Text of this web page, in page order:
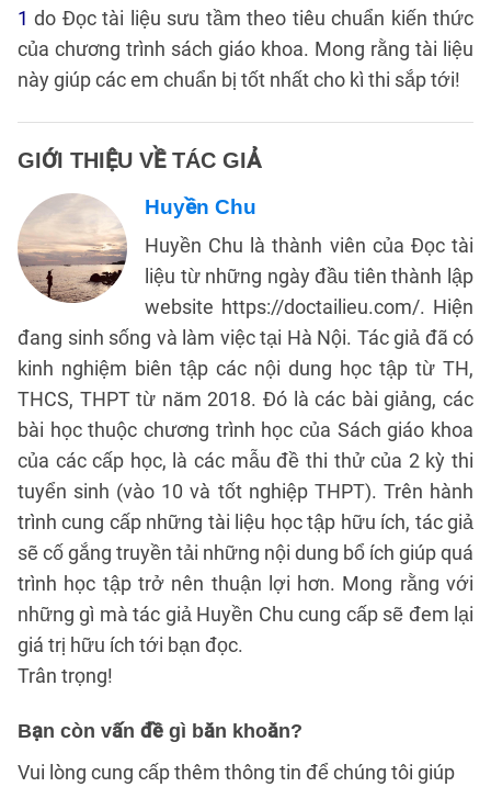
1 do Đọc tài liệu sưu tầm theo tiêu chuẩn kiến thức
của chương trình sách giáo khoa. Mong rằng tài liệu
này giúp các em chuẩn bị tốt nhất cho kì thi sắp tới!
GIỚI THIỆU VỀ TÁC GIẢ
Huyền Chu
Huyền Chu là thành viên của Đọc tài
liệu từ những ngày đầu tiên thành lập
website https://doctailieu.com/. Hiện
đang sinh sống và làm việc tại Hà Nội. Tác giả đã có
kinh nghiệm biên tập các nội dung học tập từ TH,
THCS, THPT từ năm 2018. Đó là các bài giảng, các
bài học thuộc chương trình học của Sách giáo khoa
của các cấp học, là các mẫu đề thi thử của 2 kỳ thi
tuyển sinh (vào 10 và tốt nghiệp THPT). Trên hành
trình cung cấp những tài liệu học tập hữu ích, tác giả
sẽ cố gắng truyền tải những nội dung bổ ích giúp quá
trình học tập trở nên thuận lợi hơn. Mong rằng với
những gì mà tác giả Huyền Chu cung cấp sẽ đem lại
giá trị hữu ích tới bạn đọc.
Trân trọng!
Bạn còn vấn đề gì băn khoăn?
Vui lòng cung cấp thêm thông tin để chúng tôi giúp